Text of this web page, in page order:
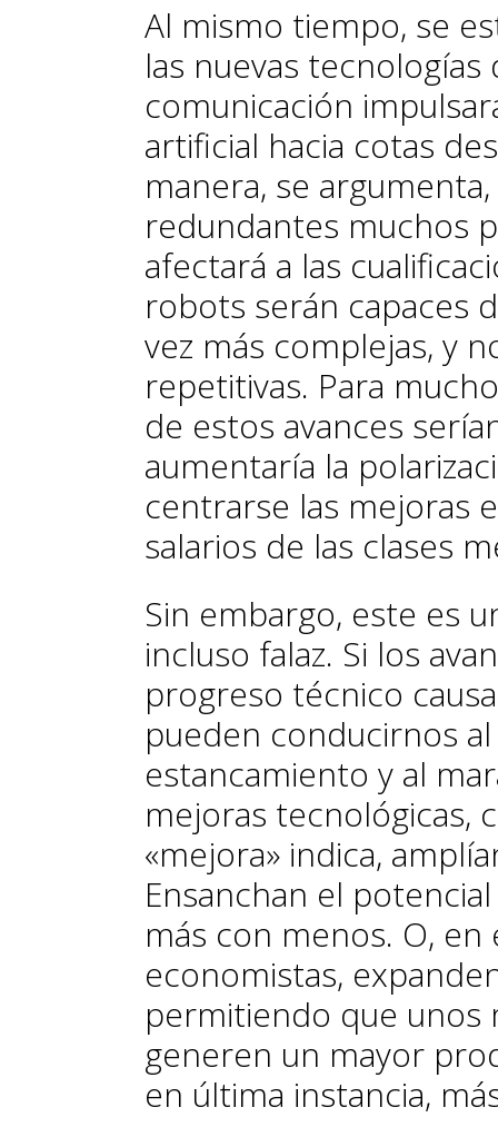
Al mismo tiempo, se
las nuevas
comunicación
artificial hacia cotas
manera, se
redundantes muchos
afectará a las
robots serán capaces
vez más complejas, y
repetitivas. Para
de estos avances
aumentaría la
centrarse las mejoras
salarios de las clases
Sin embargo, este es
incluso falaz. Si los
progreso técnico
pueden conducirnos
estancamiento y al
mejoras tecnológicas,
«mejora» indica,
Ensanchan el
más con menos. O,
economistas,
permitiendo que unos
generen un mayor
en última instancia,